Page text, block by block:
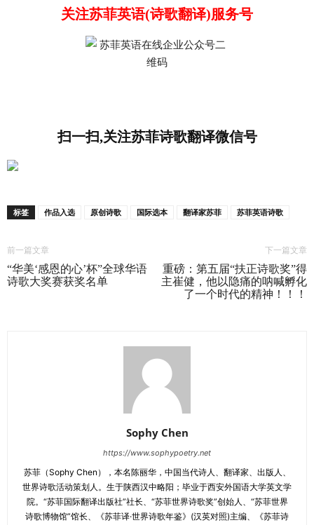
关注苏菲英语(诗歌翻译)服务号
扫一扫,关注苏菲诗歌翻译微信号
标签 作品入选 原创诗歌 国际选本 翻译家苏菲 苏菲英语诗歌
前一篇文章
“华美‘感恩的心’杯”全球华语
诗歌大奖赛获奖名单
下一篇文章
重磅：第五届“扶正诗歌奖”得
主崔健，他以隐痛的呐喊孵化
了一个时代的精神！！！
Sophy Chen
https://www.sophypoetry.net
苏菲（Sophy Chen），本名陈丽华，中国当代诗人、翻译家、出版人、
世界诗歌活动策划人。生于陕西汉中略阳；毕业于西安外国语大学英文学
院。“苏菲国际翻译出版社”社长、“苏菲世界诗歌奖”创始人、“苏菲世界
诗歌博物馆”馆长、《苏菲译·世界诗歌年鉴》(汉英对照)主编、《苏菲诗